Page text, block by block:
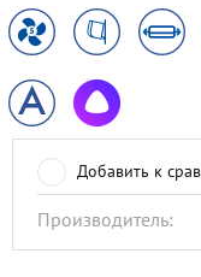
Добавить к
Производитель: